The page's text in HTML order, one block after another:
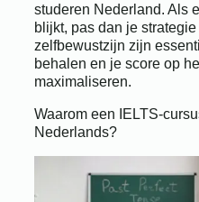
studeren Nederland. Als
blijkt, pas dan je
zelfbewustzijn zijn
behalen en je score op
maximaliseren.
Waarom een IELTS-
Nederlands?